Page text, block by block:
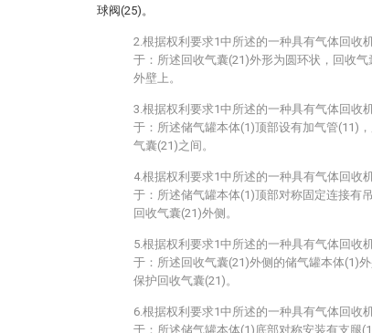
球阀(25)。
2.根据权利要求1中所述的一种具有气体回收
于：所述回收气囊(21)外形为圆环状，回收
外壁上。
3.根据权利要求1中所述的一种具有气体回收
于：所述储气罐本体(1)顶部设有加气管(11)
气囊(21)之间。
4.根据权利要求1中所述的一种具有气体回收
于：所述储气罐本体(1)顶部对称固定连接有
回收气囊(21)外侧。
5.根据权利要求1中所述的一种具有气体回收
于：所述回收气囊(21)外侧的储气罐本体(1)
保护回收气囊(21)。
6.根据权利要求1中所述的一种具有气体回收
于：所述储气罐本体(1)底部对称安装有支腿